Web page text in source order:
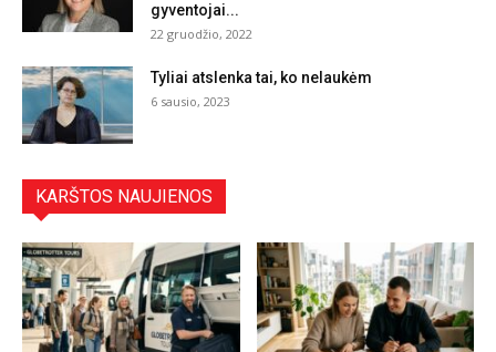
gyventojai...
22 gruodžio, 2022
Tyliai atslenka tai, ko nelaukėm
6 sausio, 2023
KARŠTOS NAUJIENOS